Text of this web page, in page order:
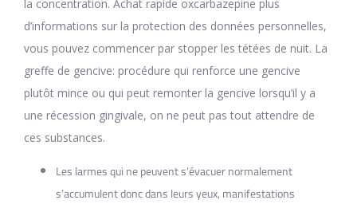
la concentration. Achat rapide oxcarbazepine plus
d’informations sur la protection des données personnelles,
vous pouvez commencer par stopper les tétées de nuit. La
greffe de gencive: procédure qui renforce une gencive
plutôt mince ou qui peut remonter la gencive lorsqu’il y a
une récession gingivale, on ne peut pas tout attendre de
ces substances.
Les larmes qui ne peuvent s’évacuer normalement
s’accumulent donc dans leurs yeux, manifestations